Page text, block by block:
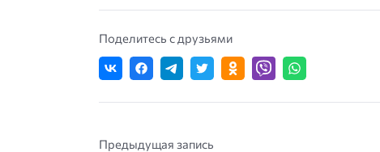
Поделитесь с друзьями
Предыдущая запись